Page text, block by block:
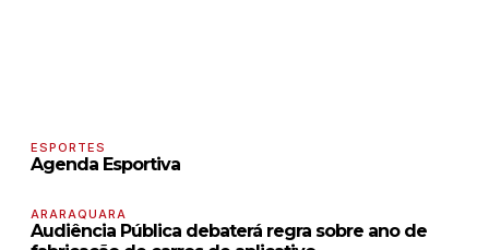
ESPORTES
Agenda Esportiva
ARARAQUARA
Audiência Pública debaterá regra sobre ano de